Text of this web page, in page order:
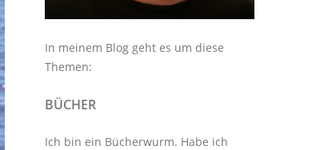
In meinem Blog geht es um diese
Themen:
BÜCHER
Ich bin ein Bücherwurm. Habe ich